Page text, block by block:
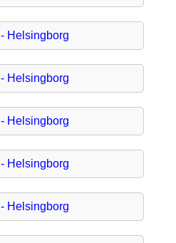
- Helsingborg
- Helsingborg
- Helsingborg
- Helsingborg
- Helsingborg